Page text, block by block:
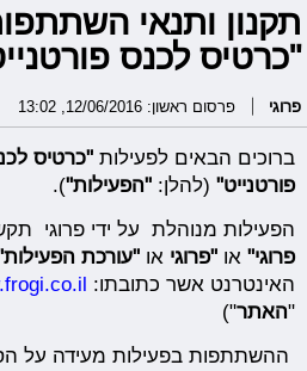
תקנון ותנאי
"כרטיס לכנס
פרוגי פרסום ראשון: 12/06/2016, 13:02
ברוכים הבאים לפעילות"כרטיס
פורטנייט" (להלן:"הפעילות").
הפעילות מנוהלת על ידי פרוגי
פרוגי" או "פרוגי או "עורכת הפעילות
האינטרנט אשר כתובתו:
"האתר")
ההשתתפות בפעילות מעידה על